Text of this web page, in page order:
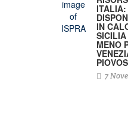
IN
SICILIA
MENO
7